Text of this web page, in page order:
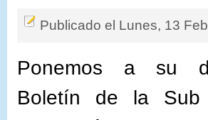
Publicado el Lunes, 13
Ponemos a su
Boletín de la Sub